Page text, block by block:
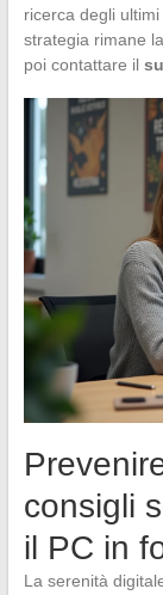
ricerca degli
strategia rimane
poi contattare il
consigli
il PC in
La serenità